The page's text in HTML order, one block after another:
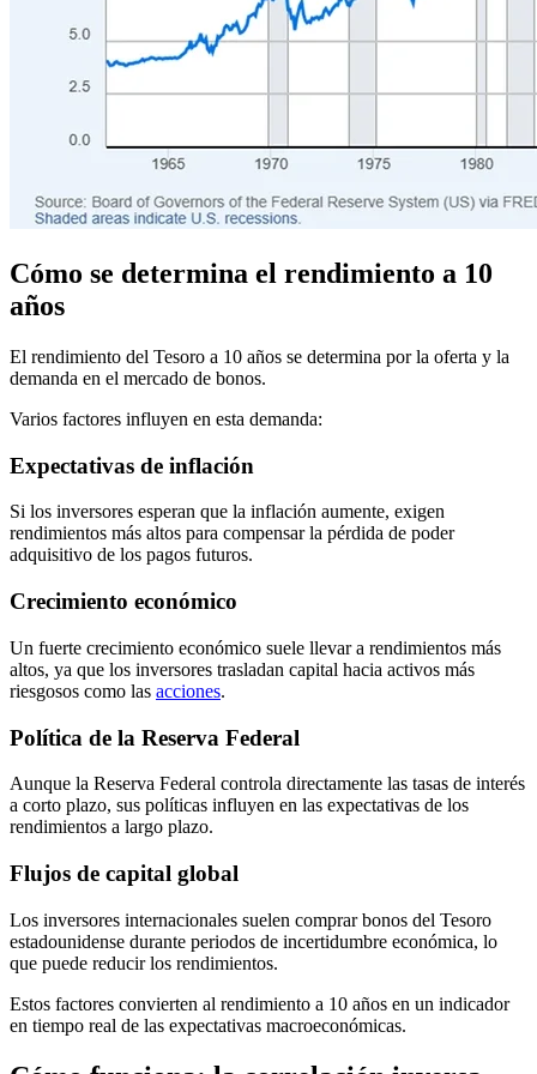
Cómo se determina el rendimiento a 10
años
El rendimiento del Tesoro a 10 años se determina por la oferta y la
demanda en el mercado de bonos.
Varios factores influyen en esta demanda:
Expectativas de inflación
Si los inversores esperan que la inflación aumente, exigen
rendimientos más altos para compensar la pérdida de poder
adquisitivo de los pagos futuros.
Crecimiento económico
Un fuerte crecimiento económico suele llevar a rendimientos más
altos, ya que los inversores trasladan capital hacia activos más
riesgosos como las acciones.
Política de la Reserva Federal
Aunque la Reserva Federal controla directamente las tasas de interés
a corto plazo, sus políticas influyen en las expectativas de los
rendimientos a largo plazo.
Flujos de capital global
Los inversores internacionales suelen comprar bonos del Tesoro
estadounidense durante periodos de incertidumbre económica, lo
que puede reducir los rendimientos.
Estos factores convierten al rendimiento a 10 años en un indicador
en tiempo real de las expectativas macroeconómicas.